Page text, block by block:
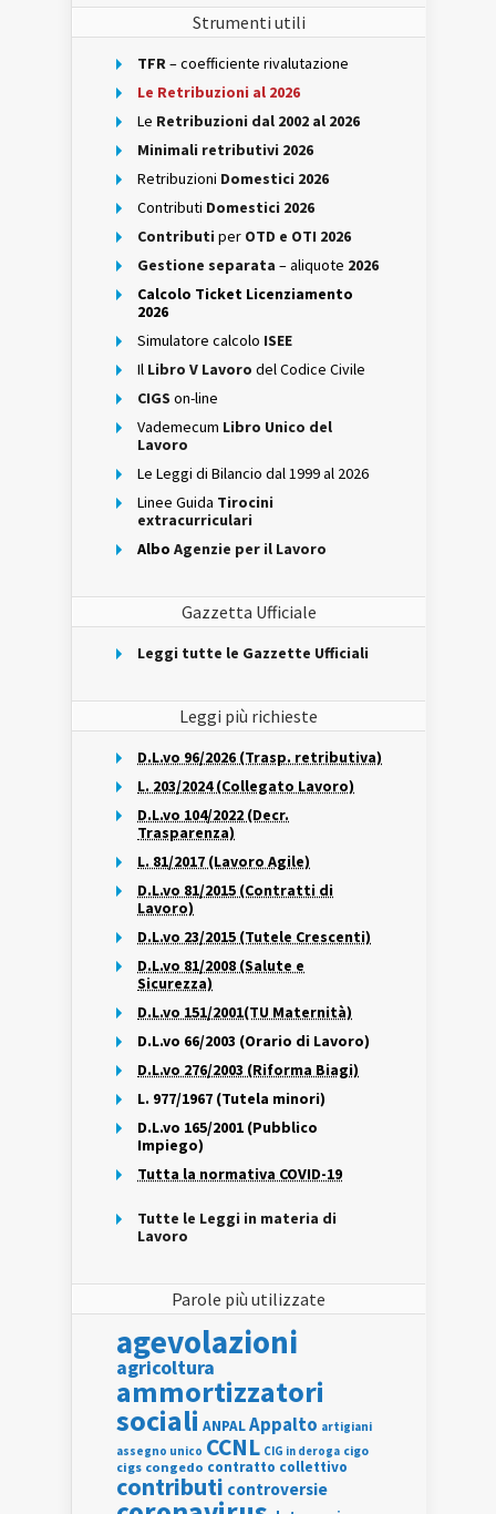
Strumenti utili
TFR– coefficiente rivalutazione
Le Retribuzioni al 2026
Le Retribuzioni dal 2002 al 2026
Minimali retributivi 2026
Retribuzioni Domestici 2026
Contributi Domestici 2026
Contributi per OTD e OTI 2026
Gestione separata – aliquote 2026
Calcolo Ticket Licenziamento
2026
Simulatore calcolo ISEE
Il Libro V Lavoro del Codice Civile
CIGS on-line
Vademecum Libro Unico del
Lavoro
Le Leggi di Bilancio dal 1999 al 2026
Linee Guida Tirocini
extracurriculari
Albo Agenzie per il Lavoro
Gazzetta Ufficiale
Leggi tutte le Gazzette Ufficiali
Leggi più richieste
D.L.vo 96/2026 (Trasp. retributiva)
L. 203/2024 (Collegato Lavoro)
D.L.vo 104/2022 (Decr.
Trasparenza)
L. 81/2017 (Lavoro Agile)
D.L.vo 81/2015 (Contratti di
Lavoro)
D.L.vo 23/2015 (Tutele Crescenti)
D.L.vo 81/2008 (Salute e
Sicurezza)
D.L.vo 151/2001(TU Maternità)
D.L.vo 66/2003 (Orario di Lavoro)
D.L.vo 276/2003 (Riforma Biagi)
L. 977/1967 (Tutela minori)
D.L.vo 165/2001 (Pubblico
Impiego)
Tutta la normativa COVID-19
Tutte le Leggi in materia di
Lavoro
Parole più utilizzate
agevolazioni
agricoltura
ammortizzatori
sociali ANPALAppalto artigiani
assegno unico CCNL CIG in deroga cigo
cigs congedo contratto collettivo
contributi controversie